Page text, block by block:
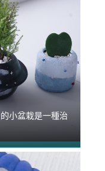
小盆栽是一種治